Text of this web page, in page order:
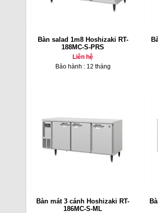
Bàn salad 1m8 Hoshizaki RT-
188MC-S-PRS
Liên hệ
Bảo hành : 12 tháng
Bàn mát 3 cánh Hoshizaki RT-
186MC-S-ML